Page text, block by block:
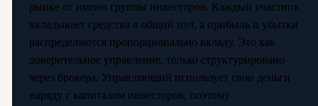
рынке от имени группы инвесторов. Каждый участник
вкладывает средства в общий пул, а прибыль и убытки
распределяются пропорционально вкладу. Это как
доверительное управление, только структурировано
через брокера. Управляющий использует свои деньги
наряду с капиталом инвесторов, поэтому